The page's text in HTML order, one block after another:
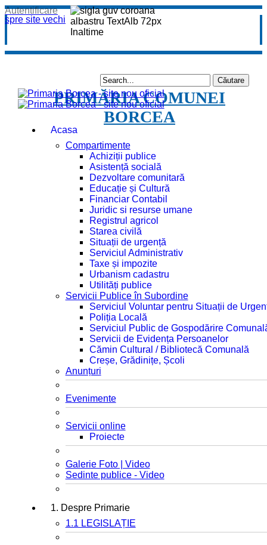
spre site vechi
Autentificare
PRIMĂRIA COMUNEI
BORCEA
Acasa
Compartimente
Achiziții publice
Asistență socială
Dezvoltare comunitară
Educație și Cultură
Financiar Contabil
Juridic si resurse umane
Registrul agricol
Starea civilă
Situații de urgență
Serviciul Administrativ
Taxe și impozite
Urbanism cadastru
Utilități publice
Servicii Publice în Subordine
Serviciul Voluntar pentru Situații de
Poliția Locală
Serviciul Public de Gospodărire
Servicii de Evidența Persoanelor
Cămin Cultural / Bibliotecă Comunală
Creșe, Grădinițe, Școli
Anunțuri
Evenimente
Servicii online
Proiecte
Galerie Foto | Video
Sedinte publice - Video
1. Despre Primarie
1.1 LEGISLAȚIE